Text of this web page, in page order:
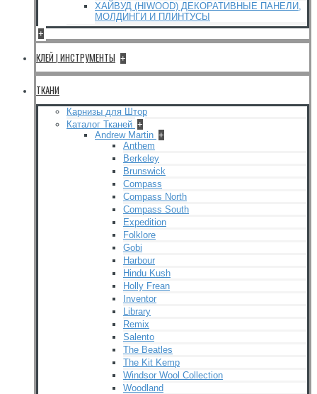
ХАЙВУД (HIWOOD) ДЕКОРАТИВНЫЕ ПАНЕЛИ,
МОЛДИНГИ И ПЛИНТУСЫ
+
КЛЕЙ | ИНСТРУМЕНТЫ +
ТКАНИ
Карнизы для Штор
Каталог Тканей +
Andrew Martin +
Anthem
Berkeley
Brunswick
Compass
Compass North
Compass South
Expedition
Folklore
Gobi
Harbour
Hindu Kush
Holly Frean
Inventor
Library
Remix
Salento
The Beatles
The Kit Kemp
Windsor Wool Collection
Woodland